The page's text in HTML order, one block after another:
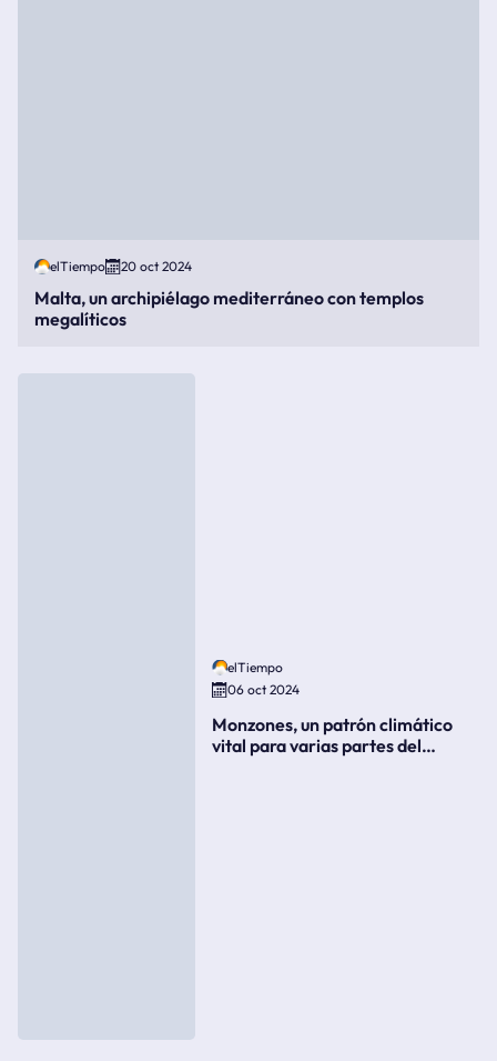
elTiempo 20 oct 2024
Malta, un archipiélago mediterráneo con templos
megalíticos
elTiempo
06 oct 2024
Monzones, un patrón climático
vital para varias partes del